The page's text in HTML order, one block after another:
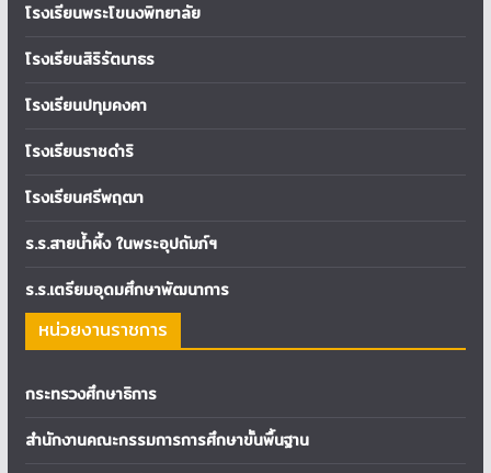
โรงเรียนพระโขนงพิทยาลัย
โรงเรียนสิริรัตนาธร
โรงเรียนปทุมคงคา
โรงเรียนราชดำริ
โรงเรียนศรีพฤฒา
ร.ร.สายน้ำผึ้ง ในพระอุปถัมภ์ฯ
ร.ร.เตรียมอุดมศึกษาพัฒนาการ
หน่วยงานราชการ
กระทรวงศึกษาธิการ
สำนักงานคณะกรรมการการศึกษาขั้นพื้นฐาน